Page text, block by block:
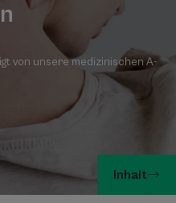
von unsere medizinischen A-
Inhalt